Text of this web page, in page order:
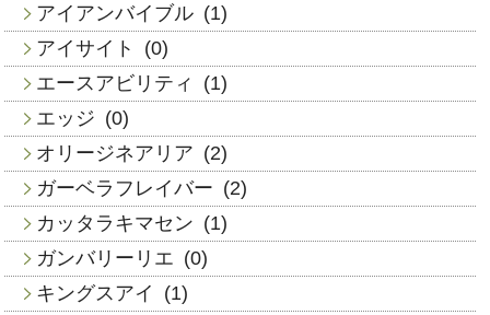
アイアンバイブル (1)
アイサイト
(0)
エースアビリティ
(1)
エッジ (0)
オリージネアリア (2)
ガーベラフレイバー (2)
カッタラキマセン (1)
ガンバリーリエ (0)
キングスアイ
(1)